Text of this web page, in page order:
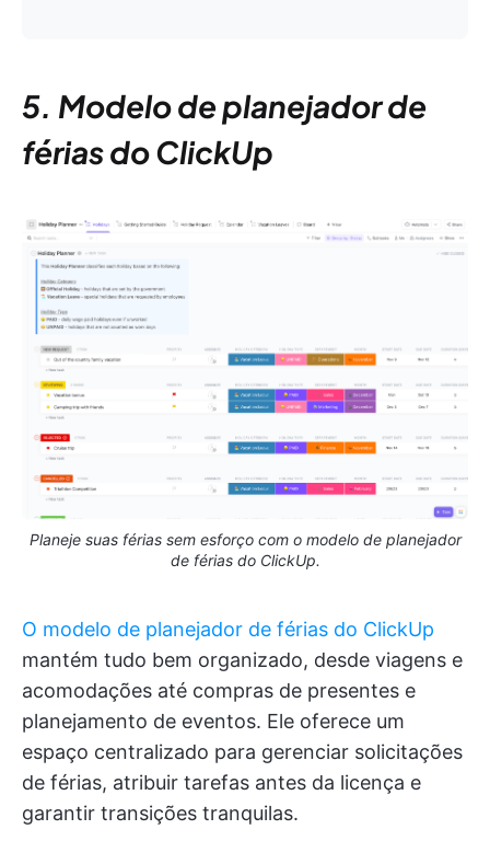
5. Modelo de planejador de
férias do ClickUp
Planeje suas férias sem esforço com o modelo de planejador
de férias do ClickUp.
O modelo de planejador de férias do ClickUp
mantém tudo bem organizado, desde viagens e
acomodações até compras de presentes e
planejamento de eventos. Ele oferece um
espaço centralizado para gerenciar solicitações
de férias, atribuir tarefas antes da licença e
garantir transições tranquilas.